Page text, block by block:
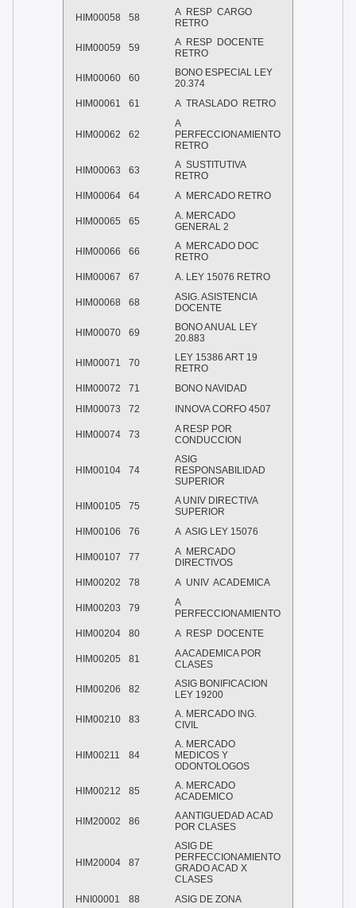
HIM00058 58
A RESP CARGO
RETRO
HIM00059 59
A RESP DOCENTE
RETRO
HIM00060 60
BONO ESPECIAL LEY
20.374
HIM00061
61 A TRASLADO RETRO
HIM00062 62
A
PERFECCIONAMIENTO
RETRO
HIM00063 63
A SUSTITUTIVA
RETRO
HIM00064
64 A MERCADO RETRO
HIM00065 65
A. MERCADO
GENERAL 2
HIM00066 66
A MERCADO DOC
RETRO
HIM00067
67 A. LEY 15076 RETRO
HIM00068 68
ASIG. ASISTENCIA
DOCENTE
HIM00070 69
BONO ANUAL LEY
20.883
HIM00071 70
LEY 15386 ART 19
RETRO
HIM00072
71
BONO NAVIDAD
HIM00073
72 INNOVA CORFO 4507
HIM00074 73
A RESP POR
CONDUCCION
HIM00104 74
ASIG
RESPONSABILIDAD
SUPERIOR
HIM00105 75
A UNIV DIRECTIVA
SUPERIOR
HIM00106
76 A ASIG LEY 15076
HIM00107 77
A MERCADO
DIRECTIVOS
HIM00202
78 A UNIV ACADEMICA
HIM00203 79
A
PERFECCIONAMIENTO
HIM00204
80 A RESP DOCENTE
HIM00205 81
A ACADEMICA POR
CLASES
HIM00206 82
ASIG BONIFICACION
LEY 19200
HIM00210 83
A. MERCADO ING.
CIVIL
HIM00211 84
A. MERCADO
MEDICOS Y
ODONTOLOGOS
HIM00212 85
A. MERCADO
ACADEMICO
HIM20002 86
A ANTIGUEDAD ACAD
POR CLASES
HIM20004 87
ASIG DE
PERFECCIONAMIENTO
GRADO ACAD X
CLASES
HNI00001
88
ASIG DE ZONA